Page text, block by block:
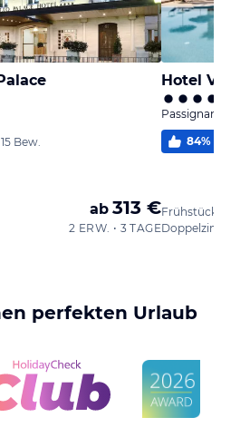
15 Bew.
ab 313 €
2 ERW. • 3 TAGE
Hotel Villa
Passignano sul
84%
Frühstück
Doppelzimmer
perfekten Urlaub